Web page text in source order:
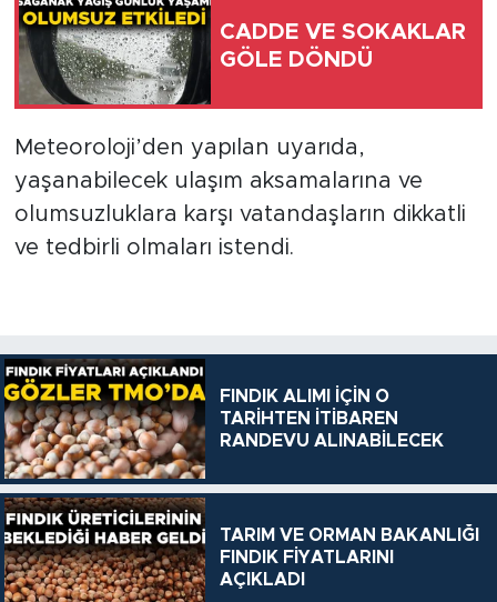
CADDE VE SOKAKLAR
GÖLE DÖNDÜ
Meteoroloji’den yapılan uyarıda,
yaşanabilecek ulaşım aksamalarına ve
olumsuzluklara karşı vatandaşların dikkatli
ve tedbirli olmaları istendi.
FINDIK ALIMI İÇİN O
TARİHTEN İTİBAREN
RANDEVU ALINABİLECEK
TARIM VE ORMAN BAKANLIĞI
FINDIK FİYATLARINI
AÇIKLADI